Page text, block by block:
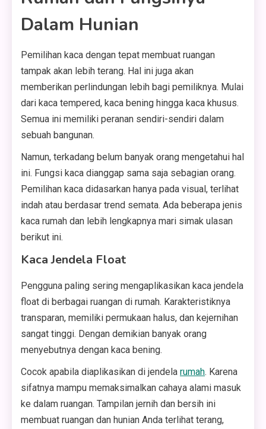
Dalam Hunian
Pemilihan kaca dengan tepat membuat ruangan
tampak akan lebih terang. Hal ini juga akan
memberikan perlindungan lebih bagi pemiliknya. Mulai
dari kaca tempered, kaca bening hingga kaca khusus.
Semua ini memiliki peranan sendiri-sendiri dalam
sebuah bangunan.
Namun, terkadang belum banyak orang mengetahui hal
ini. Fungsi kaca dianggap sama saja sebagian orang.
Pemilihan kaca didasarkan hanya pada visual, terlihat
indah atau berdasar trend semata. Ada beberapa jenis
kaca rumah dan lebih lengkapnya mari simak ulasan
berikut ini.
Kaca Jendela Float
Pengguna paling sering mengaplikasikan kaca jendela
float di berbagai ruangan di rumah. Karakteristiknya
transparan, memiliki permukaan halus, dan kejernihan
sangat tinggi. Dengan demikian banyak orang
menyebutnya dengan kaca bening.
Cocok apabila diaplikasikan di jendela rumah. Karena
sifatnya mampu memaksimalkan cahaya alami masuk
ke dalam ruangan. Tampilan jernih dan bersih ini
membuat ruangan dan hunian Anda terlihat terang,